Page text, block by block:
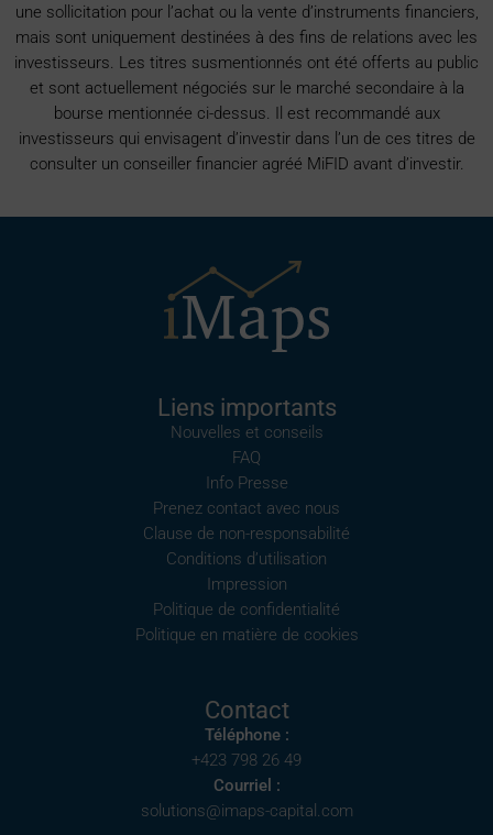
une sollicitation pour l’achat ou la vente d’instruments financiers,
mais sont uniquement destinées à des fins de relations avec les
investisseurs. Les titres susmentionnés ont été offerts au public
et sont actuellement négociés sur le marché secondaire à la
bourse mentionnée ci-dessus. Il est recommandé aux
investisseurs qui envisagent d’investir dans l’un de ces titres de
consulter un conseiller financier agréé MiFID avant d’investir.
Liens importants
Nouvelles et conseils
FAQ
Info Presse
Prenez contact avec nous
Clause de non-responsabilité
Conditions d’utilisation
Impression
Politique de confidentialité
Politique en matière de cookies
Contact
Téléphone :
+423 798 26 49
Courriel :
solutions@imaps-capital.com